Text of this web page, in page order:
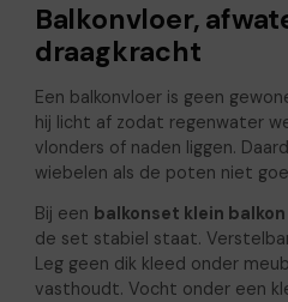
Balkonvloer,
draagkracht
Een balkonvloer is geen
hij licht af zodat regenwater
vlonders of naden liggen.
wiebelen als de poten niet
Bij een balkonset klein balkon
de set stabiel staat.
Leg geen dik kleed onder
vasthoudt. Vocht onder een